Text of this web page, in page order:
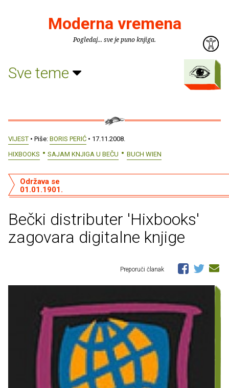
Moderna vremena
Pogledaj... sve je puno knjiga.
Sve teme
VIJEST • Piše: BORIS PERIĆ • 17.11.2008.
HIXBOOKS
SAJAM KNJIGA U BEČU BUCH WIEN
Bečki distributer 'Hixbooks'
zagovara digitalne knjige
Održava se
01.01.1901.
Preporuči članak